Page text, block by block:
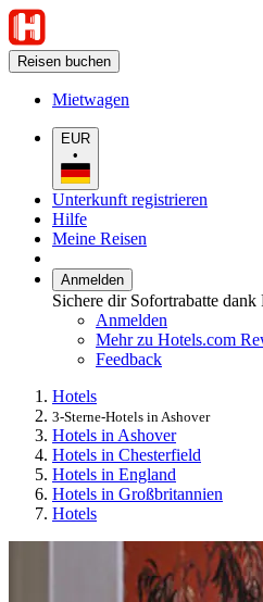
Reisen buchen
Mietwagen
EUR
•
Unterkunft registrieren
Hilfe
Meine Reisen
Anmelden
Sichere dir Sofortrabatte
Anmelden
Mehr zu Hotels.com
Feedback
Hotels
3-Sterne-Hotels in Ashover
Hotels in Ashover
Hotels in Chesterfield
Hotels in England
Hotels in Großbritannien
Hotels